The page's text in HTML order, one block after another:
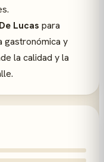
Lucas para
gastronómica y
la calidad y la